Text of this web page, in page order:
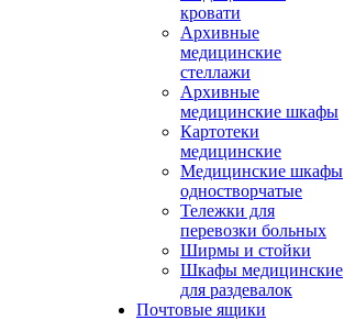
кровати
Архивные
медицинские
стеллажи
Архивные
медицинские шкафы
Картотеки
медицинские
Медицинские шкафы
одностворчатые
Тележки для
перевозки больных
Ширмы и стойки
Шкафы медицинские
для раздевалок
Почтовые ящики